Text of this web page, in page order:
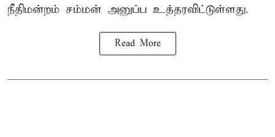
நீதிமன்றம் சம்மன் அனுப்ப உத்தரவிட்டுள்ளது.
Read More